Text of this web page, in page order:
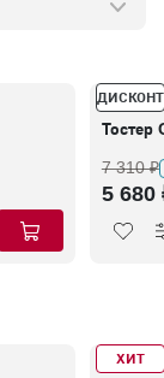
ДИСКОНТ
В
7 310 ₽
5 680
ХИТ
В